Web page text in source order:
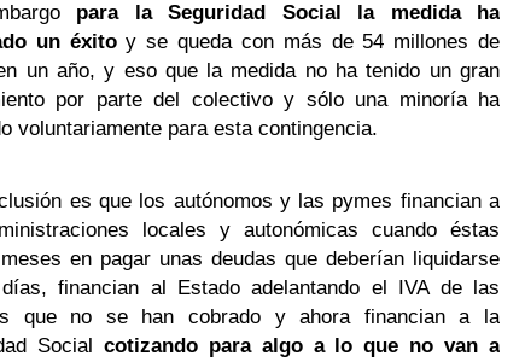
para la Seguridad Social la medida ha
un éxitoy se queda con más de 54 millones de
un año, y eso que la medida no ha tenido un gran
por parte del colectivo y sólo una minoría ha
voluntariamente para esta contingencia.
es que los autónomos y las pymes financian a
locales y autonómicas cuando éstas
en pagar unas deudas que deberían liquidarse
financian al Estado adelantando el IVA de las
que no se han cobrado y ahora financian a la
Social cotizando para algo a lo que no van a